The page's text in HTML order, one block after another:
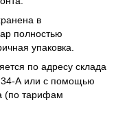
в
полностью
упаковка.
по адресу склада
34-А или с помощью
(по тарифам